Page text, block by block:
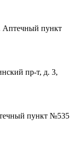
Аптечный пункт
пр-т, д. 3,
пункт №535